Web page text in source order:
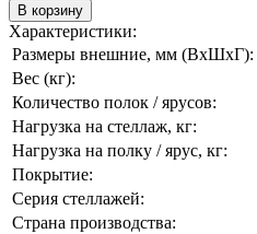
В корзину
Характеристики:
Размеры внешние, мм (ВxШxГ):
Вес (кг):
Количество полок / ярусов:
Нагрузка на стеллаж, кг:
Нагрузка на полку / ярус, кг:
Покрытие:
Серия стеллажей:
Страна производства: